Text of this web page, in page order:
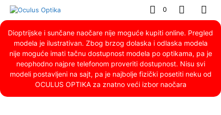
0
Dioptrijske i sunčane naočare nije moguće kupiti online. Pregled
modela je ilustrativan. Zbog brzog dolaska i odlaska modela
nije moguće imati tačnu dostupnost modela po optikama, pa je
neophodno najpre telefonom proveriti dostupnost. Nisu svi
modeli postavljeni na sajt, pa je najbolje fizički posetiti neku od
OCULUS OPTIKA za znatno veći izbor naočara